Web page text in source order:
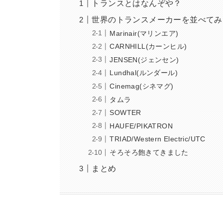
トランスとはなんぞや？
世界のトランスメーカーを並べて
Marinair(マリンエア)
CARNHILL(カーンヒル)
JENSEN(ジェンセン)
Lundhal(ルンダール)
Cinemag(シネマグ)
タムラ
SOWTER
HAUFE/PIKATRON
TRIAD/Western Electric/UTC
そろそろ飽きてきました
まとめ